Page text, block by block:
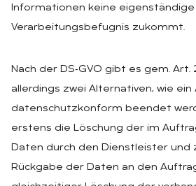
Informationen keine eigenständige
Verarbeitungsbefugnis zukommt.
Nach der DS‑GVO gibt es gem. Art.
allerdings zwei Alternativen, wie
datenschutzkonform beendet
erstens die Löschung der im
Daten durch den Dienstleister und
Rückgabe der Daten an den